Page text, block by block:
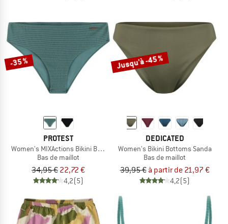
-35 %
PROTEST
Women's MIXActions Bikini Bottom
Bas de maillot
34,95 € 22,72 €
4,2(5)
Jusqu'à -45 %
DEDICATED
Women's Bikini Bottoms Sanda
Bas de maillot
39,95 € à partir de 21,97 €
4,2(5)